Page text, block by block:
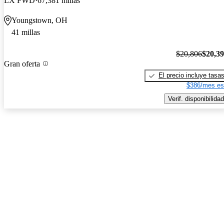
Youngstown, OH
41 millas
Gran oferta
$20,806
El precio incluye tasas
$386/mes
Verif. disponibilidad